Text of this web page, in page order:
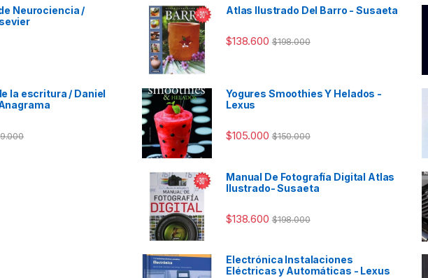
Neurociencia /
la escritura / Daniel
Atlas Ilustrado Del Barro - Susaeta
$138.600 $198.000
Yogures Smoothies Y Helados -
Lexus
$105.000 $150.000
Manual De Fotografía Digital Atlas
Ilustrado- Susaeta
$138.600 $198.000
Electrónica Instalaciones
Eléctricas y Automáticas - Lexus